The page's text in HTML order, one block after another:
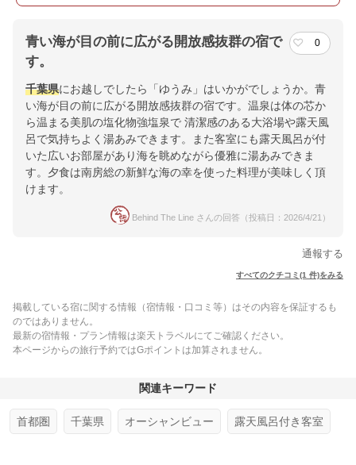
青い海が目の前に広がる開放感抜群の宿で
す。
0
千葉県にお越しでしたら「ゆうみ」はいかがでしょうか。青
い海が目の前に広がる開放感抜群の宿です。温泉は体の芯か
ら温まる美肌の塩化物強塩泉で 清潔感のある大浴場や露天風
呂で気持ちよく湯あみできます。また客室にも露天風呂が付
いた広いお部屋があり海を眺めながら優雅に湯あみできま
す。夕食は南房総の新鮮な海の幸を使った料理が美味しく頂
けます。
Behind The Line さんの回答（投稿日：2026/4/21）
通報する
すべてのクチコミ(1 件)をみる
掲載している宿に関する情報（宿情報・口コミ等）はその内容を保証するも
のではありません。
最新の宿情報・プラン情報は楽天トラベルにてご確認ください。
本ページからの旅行予約ではGポイントは加算されません。
関連キーワード
首都圏 千葉県 オーシャンビュー 露天風呂付き客室